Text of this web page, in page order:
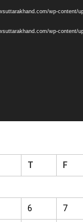
wp-content/
wp-content/
T F
6 7